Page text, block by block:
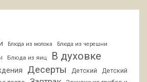
Блюда из молока Блюда из черешни
Блюда из яиц В духовке
Десерты Детский
Детский